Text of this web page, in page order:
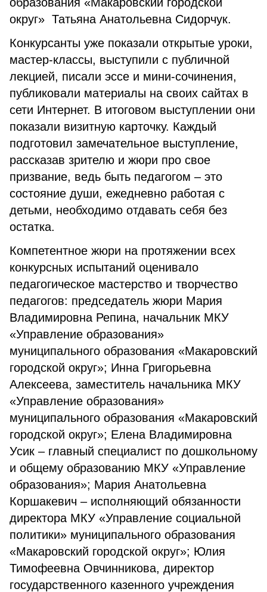
округ» Татьяна Анатольевна Сидорчук.
Конкурсанты уже показали открытые уроки,
мастер-классы, выступили с публичной
лекцией, писали эссе и мини-сочинения,
публиковали материалы на своих сайтах в
сети Интернет. В итоговом выступлении они
показали визитную карточку. Каждый
подготовил замечательное выступление,
рассказав зрителю и жюри про свое
призвание, ведь быть педагогом – это
состояние души, ежедневно работая с
детьми, необходимо отдавать себя без
остатка.
Компетентное жюри на протяжении всех
конкурсных испытаний оценивало
педагогическое мастерство и творчество
педагогов: председатель жюри Мария
Владимировна Репина, начальник МКУ
«Управление образования»
муниципального образования «Макаровский
городской округ»; Инна Григорьевна
Алексеева, заместитель начальника МКУ
«Управление образования»
муниципального образования «Макаровский
городской округ»; Елена Владимировна
Усик – главный специалист по дошкольному
и общему образованию МКУ «Управление
образования»; Мария Анатольевна
Коршакевич – исполняющий обязанности
директора МКУ «Управление социальной
политики» муниципального образования
«Макаровский городской округ»; Юлия
Тимофеевна Овчинникова, директор
государственного казенного учреждения